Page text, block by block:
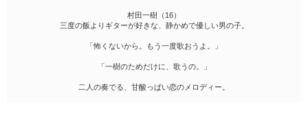
村田一樹（16）
三度の飯よりギターが好きな、静かめで優しい男の子。
「怖くないから。もう一度歌おうよ。」
「一樹のためだけに、歌うの。」
二人の奏でる、甘酸っぱい恋のメロディー。